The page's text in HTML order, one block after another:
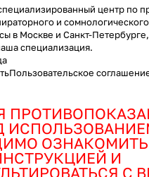
центр по
и сомнологического
в Москве и Санкт-Петербурге,
специализация.
Пользовательское
И
С